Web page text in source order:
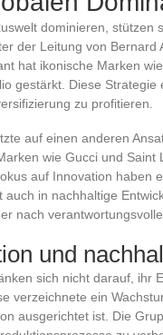
dominieren, stützen
der Leitung von Bernard
hat ikonische Marken
gestärkt. Diese
zu profitieren.
auf einen anderen
wie Gucci und Saint
auf Innovation haben
in nachhaltige
nach
und
sich nicht darauf, ihr
verzeichnete ein
ausgerichtet ist. Die